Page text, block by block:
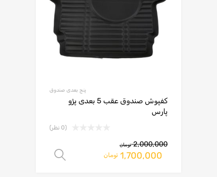
پنج بعدی صندوق
کفپوش صندوق عقب 5 بعدی پژو
پارس
(0 نظر)
2,000,000 تومان
1,700,000 تومان